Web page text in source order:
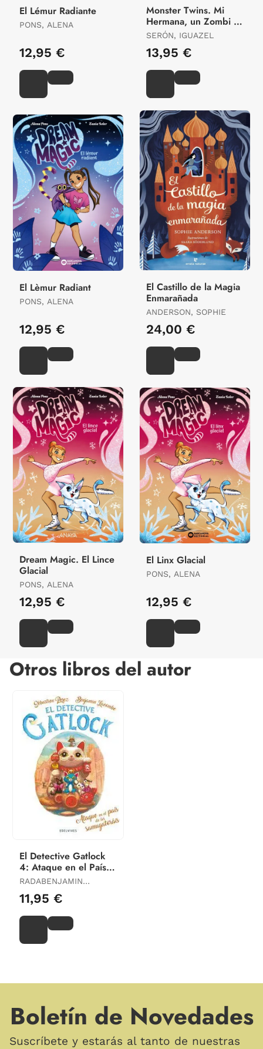
El Lémur Radiante
PONS, ALENA
12,95 €
Monster Twins. Mi
Hermana, un Zombi y
yo
SERÓN, IGUAZEL
13,95 €
El Lèmur Radiant
PONS, ALENA
12,95 €
El Castillo de la Magia
Enmarañada
ANDERSON, SOPHIE
24,00 €
Dream Magic. El Lince
Glacial
PONS, ALENA
12,95 €
El Linx Glacial
PONS, ALENA
12,95 €
Otros libros del autor
El Detective Gatlock
4: Ataque en el País
de los Samug
RADABENJAMIN
LACOMBE / SÉBASTIEN
PEREZ /
11,95 €
Boletín de Novedades
Suscríbete y estarás al tanto de nuestras